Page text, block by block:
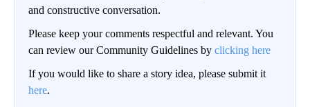
and constructive conversation.
Please keep your comments respectful and relevant. You
can review our Community Guidelines by clicking here
If you would like to share a story idea, please submit it
here.